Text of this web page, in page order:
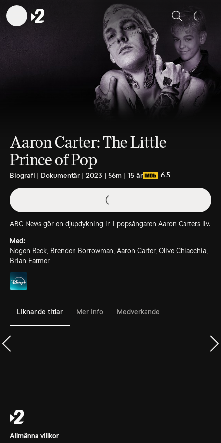
Sök
Aaron Carter: The Little
Prince of Pop
Biografi | Dokumentär | 2023 | 56m | 15 år 6.5
ABC News gör en djupdykning in i popsångaren Aaron Carters liv.
Med:
Nogen Beck, Brenden Borrowman, Aaron Carter, Olive Chiacchia,
Brian Farmer
Liknande titlar Mer info Medverkande
Allmänna villkor